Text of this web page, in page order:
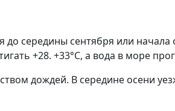
середины сентября или
+28. +33°С, а вода в море
дождей. В середине осени